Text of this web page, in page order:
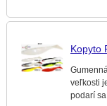
Kopyto
veľkosti
podarí